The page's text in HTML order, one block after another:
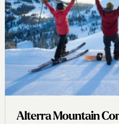
Alterra Mountain